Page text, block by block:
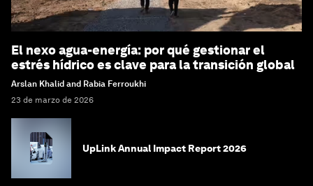
El nexo agua-energía: por qué gestionar el
estrés hídrico es clave para la transición global
Arslan Khalid and Rabia Ferroukhi
23 de marzo de 2026
UpLink Annual Impact Report 2026